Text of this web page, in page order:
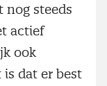
nog steeds
actief
ook
is dat er best